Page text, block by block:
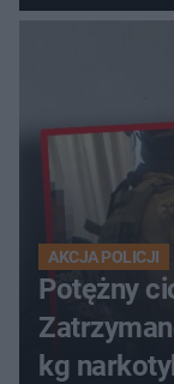
AKCJA POLICJI
Potężny
Zatrzymano 303 osoby i
kg